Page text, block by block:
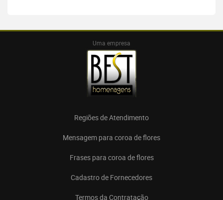
Uma empresa
Regiões de Atendimento
Mensagem para coroa de flores
Frases para coroa de flores
Cadastro de Fornecedores
Termos da Contratação